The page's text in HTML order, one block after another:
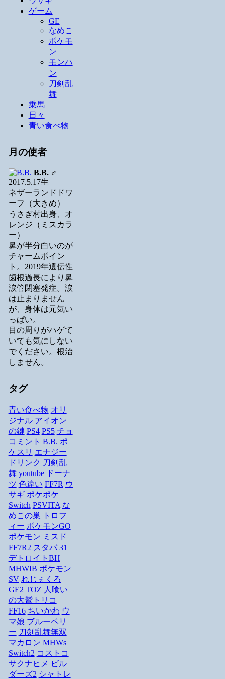
ゲーム
GE
なめこ
ポケモ
ン
モンハ
ン
刀剣乱
舞
乗馬
日々
青い食べ物
月の使者
B.B.♂
2017.5.17生
ネザーランドドワ
ーフ（大きめ）
うさぎ村出身、オ
レンジ（ミスカラ
ー）
鼻が半分白いのが
チャームポイン
ト。2019年遺伝性
歯根過長により鼻
涙管閉塞発症。涙
は止まりません
が、身体は元気い
っぱい。
目の周りがハゲて
いても気にしない
でください。根治
しません。
タグ
青い食べ物 オリ
ジナル アイオン
の鍵 PS4 PS5 チョ
コミント B.B. ポ
ケスリ エナジー
ドリンク 刀剣乱
舞 youtube ドーナ
ツ 色違い FF7R ウ
サギ ポケポケ
Switch PSVITA な
めこの巣
トロフ
ィー ポケモンGO
ポケモン ミスド
FF7R2 スタバ 31
デトロイトBH
MHWIB ポケモン
SV れじぇくろ
GE2 TOZ 人喰い
の大鷲トリコ
FF16 ちいかわ ウ
マ娘 ブルーベリ
ー 刀剣乱舞無双
マカロン MHWs
Switch2 コストコ
サクナヒメ ビル
ダーズ2 シャトレ